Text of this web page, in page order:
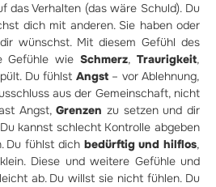
das Verhalten (das wäre Schuld). Du
dich mit anderen. Sie haben oder
wünschst. Mit diesem Gefühl des
Gefühle wieSchmerz,Traurigkeit,
Du fühlst Angst– vor Ablehnung,
aus der Gemeinschaft, nicht
Angst,Grenzen zu setzen und dir
kannst schlecht Kontrolle abgeben
Du fühlst dich bedürftig und hilflos,
Diese und weitere Gefühle und
ab. Du willst sie nicht fühlen. Du